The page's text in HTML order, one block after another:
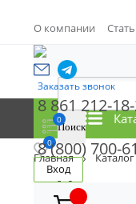
О компании
Заказать звонок
8 861 212-
8 (800) 700-
0
0
Вход
Главная Каталог